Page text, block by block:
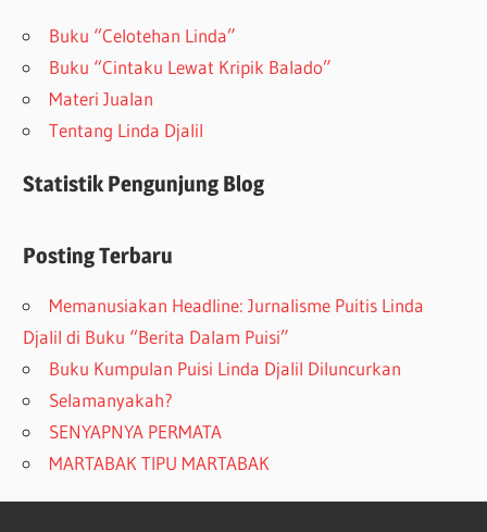
Buku “Celotehan Linda”
Buku “Cintaku Lewat Kripik Balado”
Materi Jualan
Tentang Linda Djalil
Statistik Pengunjung Blog
Posting Terbaru
Memanusiakan Headline: Jurnalisme Puitis Linda
Djalil di Buku “Berita Dalam Puisi”
Buku Kumpulan Puisi Linda Djalil Diluncurkan
Selamanyakah?
SENYAPNYA PERMATA
MARTABAK TIPU MARTABAK